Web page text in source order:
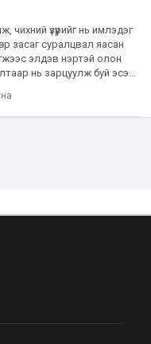
үзүүрийг нь имлэдэг
засаг суралцвал яасан
элдэв нэртэй олон
нь зарцуулж буй эсэх